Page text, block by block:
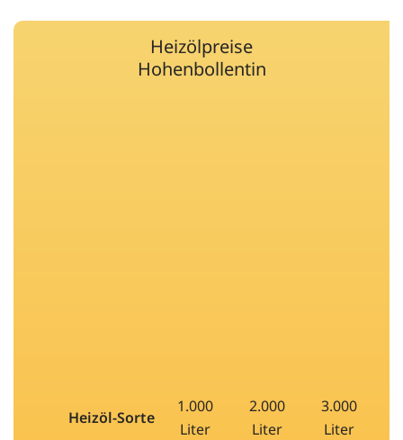
Heizölpreise
Hohenbollentin
Heizöl-Sorte
1.000
Liter
2.000
Liter
3.000
Liter